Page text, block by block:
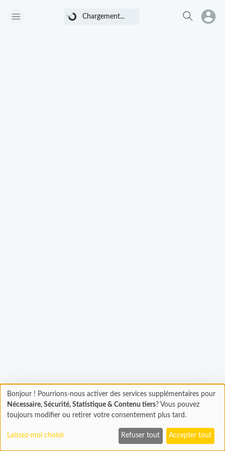
Chargement...
Chargement... Chargement
En cours...
Bonjour ! Pourrions-nous activer des services supplémentaires pour
Nécessaire, Sécurité, Statistique & Contenu tiers? Vous pouvez
toujours modifier ou retirer votre consentement plus tard.
Laissez-moi choisir Refuser tout Accepter tout